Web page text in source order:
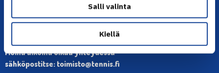
Salli valinta
Kiellä
Olympiastadion, Paavo Nurmen tie 1, 00250 Helsinki
Puh. 010 574 3959
Muina aikoina olkaa yhteydessä
sähköpostitse: toimisto@tennis.fi